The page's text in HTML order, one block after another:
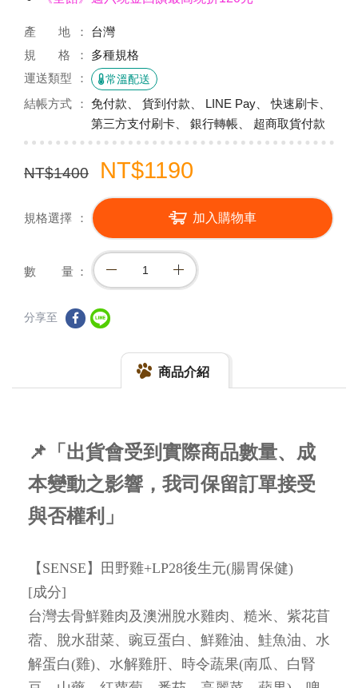
產 地
台灣
規 格
多種規格
運送類型
常溫配送
結帳方式
免付款、 貨到付款、 LINE Pay、 快速刷卡、
第三方支付刷卡、 銀行轉帳、 超商取貨付款
NT$1400 NT$1190
規格選擇 加入購物車
數 量
分享至
商品介紹
📌「出貨會受到實際商品數量、成
本變動之影響，我司保留訂單接受
與否權利」
【 SENSE 】
田野雞+LP28後生元(腸胃保健)
[成分]
台灣去骨鮮雞肉及澳洲脫水雞肉、糙米、紫花苜
蓿、脫水甜菜、豌豆蛋白、鮮雞油、鮭魚油、水
解蛋白(雞)、水解雞肝、時令蔬果(南瓜、白腎